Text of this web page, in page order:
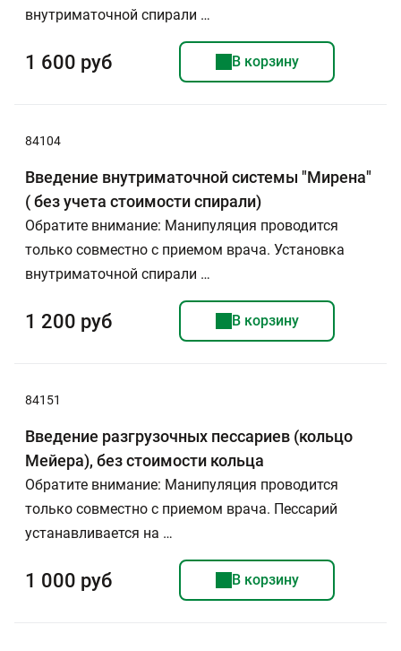
внутриматочной спирали …
1 600 руб В корзину
84104
Введение внутриматочной системы "Мирена"
( без учета стоимости спирали)
Обратите внимание: Манипуляция проводится
только совместно с приемом врача. Установка
внутриматочной спирали …
1 200 руб В корзину
84151
Введение разгрузочных пессариев (кольцо
Мейера), без стоимости кольца
Обратите внимание: Манипуляция проводится
только совместно с приемом врача. Пессарий
устанавливается на …
1 000 руб В корзину